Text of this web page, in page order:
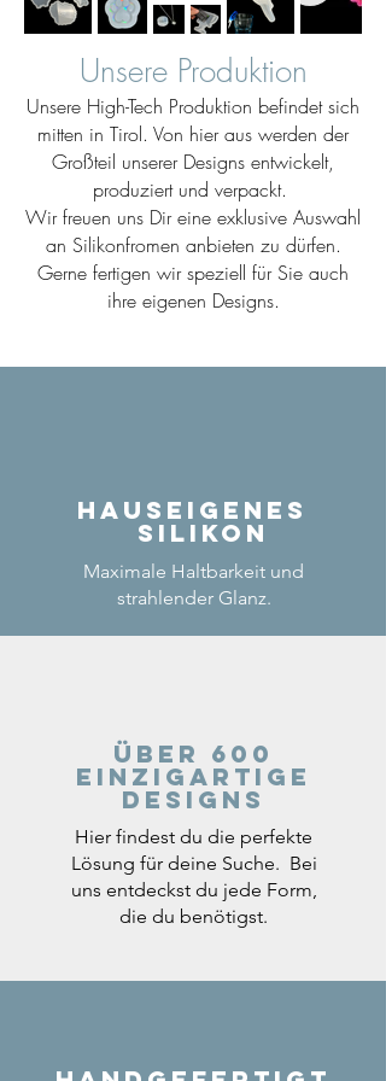
Unsere Produktion
Unsere High-Tech Produktion befindet sich
mitten in Tirol. Von hier aus werden der
Großteil unserer Designs entwickelt,
produziert und verpackt.
Wir freuen uns Dir eine exklusive Auswahl
an Silikonfromen anbieten zu dürfen.
Gerne fertigen wir speziell für Sie auch
ihre eigenen Designs.
Hauseigenes
Silikon
Maximale Haltbarkeit und
strahlender Glanz.
Über 600
einzigartige
Designs
Hier findest du die perfekte
Lösung für deine Suche. Bei
uns entdeckst du jede Form,
die du benötigst.